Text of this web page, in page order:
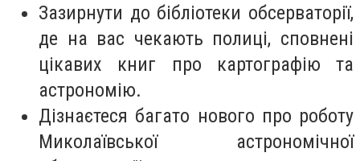
Зазирнути до бібліотеки обсерваторії,
де на вас чекають полиці, сповнені
цікавих книг про картографію та
астрономію.
Дізнаєтеся багато нового про роботу
Миколаївської астрономічної